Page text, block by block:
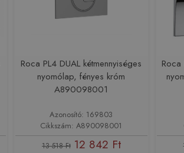
Roca PL4 DUAL kétmennyiséges
nyomólap, fényes króm
A890098001
Azonosító: 169803
Cikkszám: A890098001
13 518 Ft 12 842 Ft
Roca